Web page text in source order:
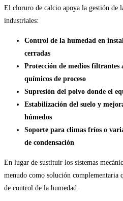
El cloruro de calcio apoya la gestión de
industriales:
Control de la humedad en
cerradas
Protección de medios filtrantes
químicos de proceso
Supresión del polvo donde el
Estabilización del suelo y
húmedos
Soporte para climas fríos o
de condensación
En lugar de sustituir los sistemas
menudo como solución complementaria
de control de la humedad.